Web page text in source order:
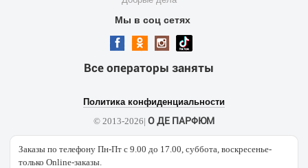
Мы в соц сетях
Все операторы заняты
Политика конфиденциальности
© 2013-2026| О ДЕ ПАРФЮМ
Заказы по телефону Пн-Пт с 9.00 до 17.00, суббота, воскресенье-
только Online-заказы.